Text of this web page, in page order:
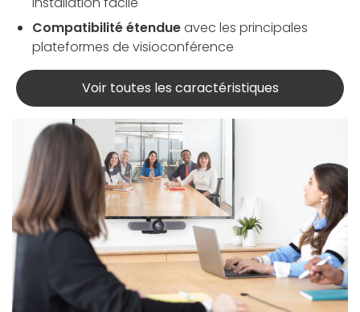
Compatibilité étendueavec les principales
plateformes de visioconférence
Voir toutes les caractéristiques